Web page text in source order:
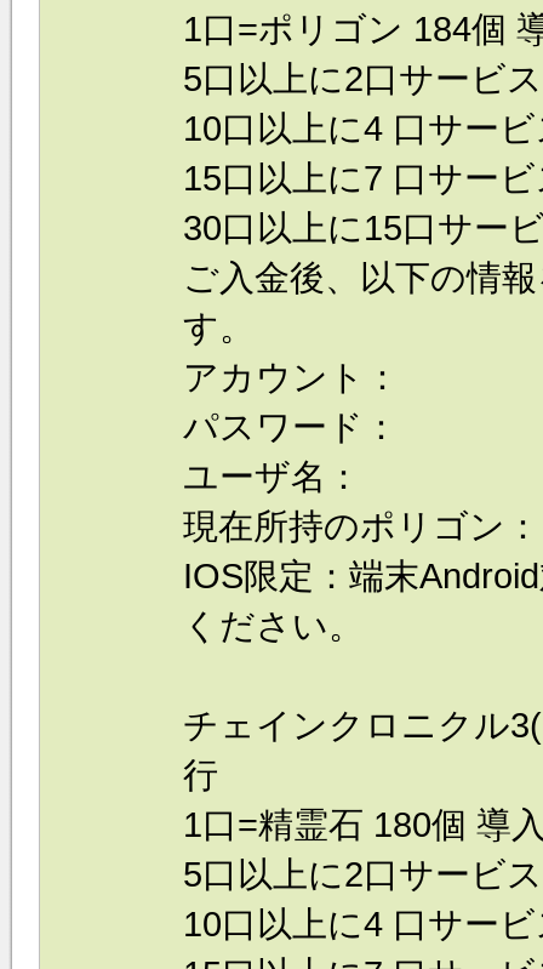
1口=ポリゴン 184個
5口以上に2口サー
10口以上に4 口サー
15口以上に7 口サー
30口以上に15口サー
ご入金後、以下の情
す。
アカウント：
パスワード：
ユーザ名：
現在所持のポリゴン：
IOS限定：端末
ください。
チェインクロニクル
行
1口=精霊石 180個 導
5口以上に2口サー
10口以上に4 口サー